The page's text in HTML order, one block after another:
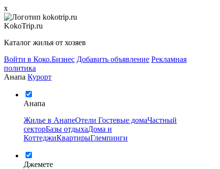
x
KokoTrip.ru
Каталог жилья от хозяев
Войти в Коко.Бизнес Добавить объявление Рекламная
политика
Анапа Курорт
Анапа
Жилье в АнапеОтели Гостевые домаЧастный
секторБазы отдыхаДома и
КоттеджиКвартирыГлемпинги
Джемете